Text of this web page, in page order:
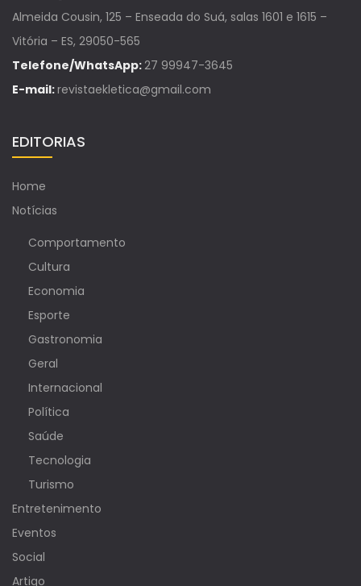
Almeida Cousin, 125 – Enseada do Suá, salas 1601 e 1615 –
Vitória – ES, 29050-565
Telefone/WhatsApp:27 99947-3645
E-mail:revistaekletica@gmail.com
EDITORIAS
Home
Notícias
Comportamento
Cultura
Economia
Esporte
Gastronomia
Geral
Internacional
Política
Saúde
Tecnologia
Turismo
Entretenimento
Eventos
Social
Artigo